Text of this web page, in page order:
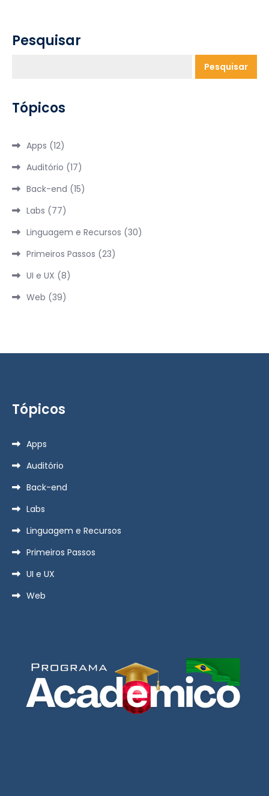
Pesquisar
Pesquisar
Tópicos
Apps (12)
Auditório (17)
Back-end (15)
Labs (77)
Linguagem e Recursos (30)
Primeiros Passos (23)
UI e UX (8)
Web (39)
Tópicos
Apps
Auditório
Back-end
Labs
Linguagem e Recursos
Primeiros Passos
UI e UX
Web